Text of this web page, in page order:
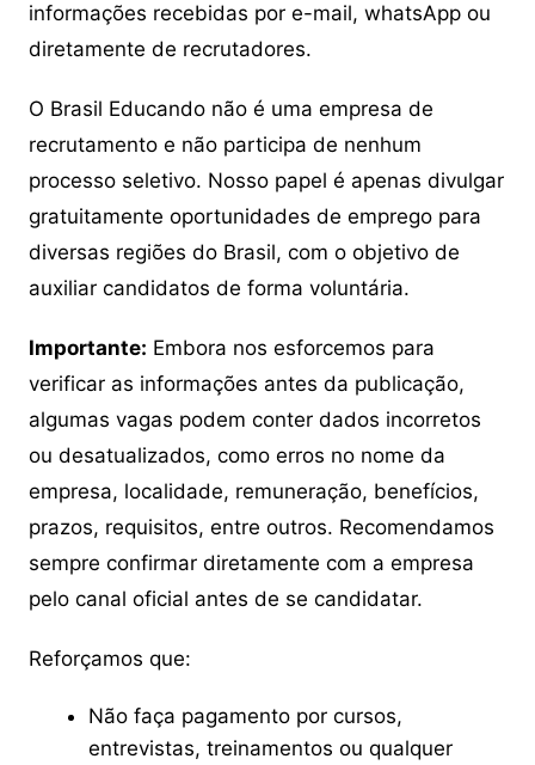
informações recebidas por e-mail, whatsApp ou
diretamente de recrutadores.
O Brasil Educando não é uma empresa de
recrutamento e não participa de nenhum
processo seletivo. Nosso papel é apenas divulgar
gratuitamente oportunidades de emprego para
diversas regiões do Brasil, com o objetivo de
auxiliar candidatos de forma voluntária.
Importante: Embora nos esforcemos para
verificar as informações antes da publicação,
algumas vagas podem conter dados incorretos
ou desatualizados, como erros no nome da
empresa, localidade, remuneração, benefícios,
prazos, requisitos, entre outros. Recomendamos
sempre confirmar diretamente com a empresa
pelo canal oficial antes de se candidatar.
Reforçamos que:
Não faça pagamento por cursos,
entrevistas, treinamentos ou qualquer